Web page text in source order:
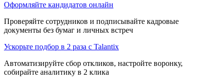
Оформляйте кандидатов онлайн
Проверяйте сотрудников и подписывайте кадровые
документы без бумаг и личных встреч
Ускорьте подбор в 2 раза с Talantix
Автоматизируйте сбор откликов, настройте воронку,
собирайте аналитику в 2 клика